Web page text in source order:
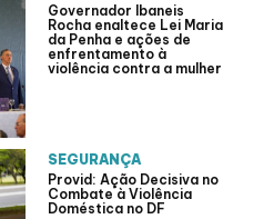
Governador Ibaneis
Rocha enaltece Lei Maria
da Penha e ações de
enfrentamento à
violência contra a mulher
SEGURANÇA
Provid: Ação Decisiva no
Combate à Violência
Doméstica no DF